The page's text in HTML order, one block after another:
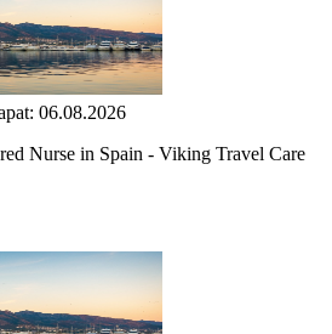
06.08.2026
Nurse in Spain - Viking Travel Care